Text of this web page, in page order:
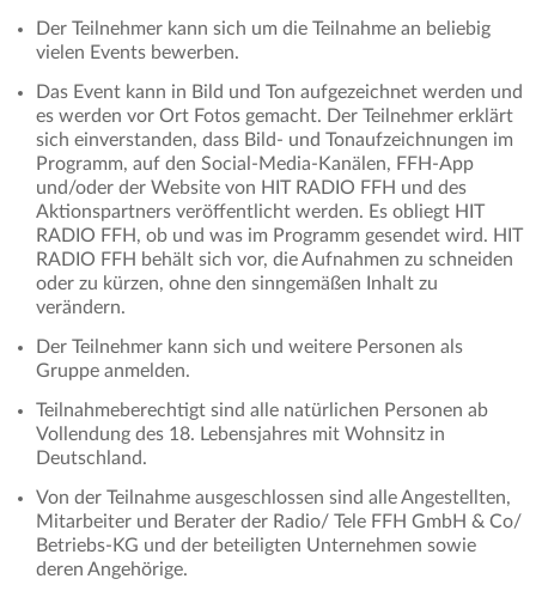
Der Teilnehmer kann sich um die Teilnahme an beliebig
vielen Events bewerben.
Das Event kann in Bild und Ton aufgezeichnet werden und
es werden vor Ort Fotos gemacht. Der Teilnehmer erklärt
sich einverstanden, dass Bild- und Tonaufzeichnungen im
Programm, auf den Social-Media-Kanälen, FFH-App
und/oder der Website von HIT RADIO FFH und des
Aktionspartners veröffentlicht werden. Es obliegt HIT
RADIO FFH, ob und was im Programm gesendet wird. HIT
RADIO FFH behält sich vor, die Aufnahmen zu schneiden
oder zu kürzen, ohne den sinngemäßen Inhalt zu
verändern.
Der Teilnehmer kann sich und weitere Personen als
Gruppe anmelden.
Teilnahmeberechtigt sind alle natürlichen Personen ab
Vollendung des 18. Lebensjahres mit Wohnsitz in
Deutschland.
Von der Teilnahme ausgeschlossen sind alle Angestellten,
Mitarbeiter und Berater der Radio/ Tele FFH GmbH & Co/
Betriebs-KG und der beteiligten Unternehmen sowie
deren Angehörige.